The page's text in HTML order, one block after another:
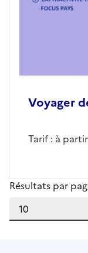
Voyager
Tarif : à
Résultats par